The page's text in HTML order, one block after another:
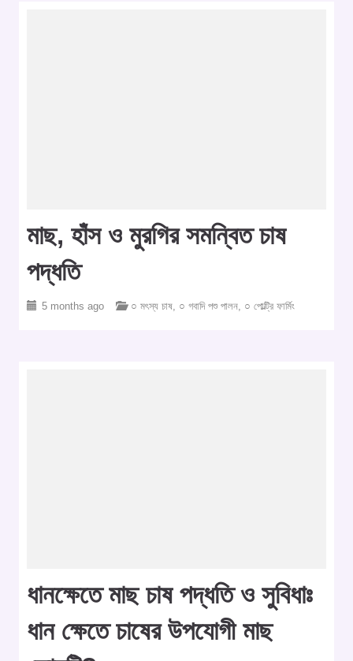
মাছ, হাঁস ও মুরগির সমন্বিত চাষ
পদ্ধতি
5 months ago ○ মৎস্য চাষ ○ গবাদি পশু পালন ○ পোল্ট্রি ফার্মিং
ধানক্ষেতে মাছ চাষ পদ্ধতি ও সুবিধাঃ
ধান ক্ষেতে চাষের উপযোগী মাছ